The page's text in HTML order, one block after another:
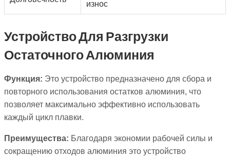
износ
Устройство Для Разгрузки
Остаточного Алюминия
Функция: Это устройство предназначено для сбора и
повторного использования остатков алюминия, что
позволяет максимально эффективно использовать
каждый цикл плавки.
Преимущества: Благодаря экономии рабочей силы и
сокращению отходов алюминия это устройство